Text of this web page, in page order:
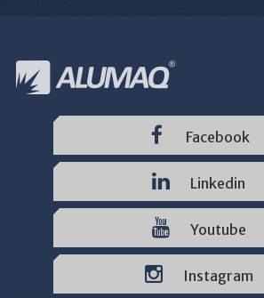
Facebook
Linkedin
Youtube
Instagram